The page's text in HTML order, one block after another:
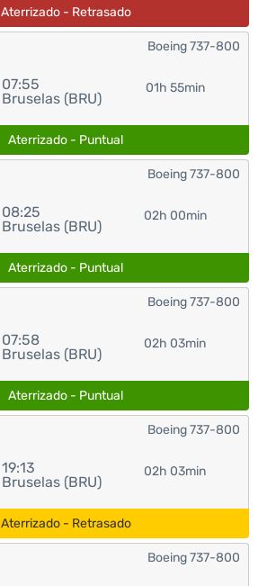
Aterrizado - Retrasado
07:55
Bruselas (BRU)
01h 55min
Boeing 737-800
Aterrizado - Puntual
08:25
Bruselas (BRU)
02h 00min
Boeing 737-800
Aterrizado - Puntual
07:58
Bruselas (BRU)
02h 03min
Boeing 737-800
Aterrizado - Puntual
19:13
Bruselas (BRU)
02h 03min
Boeing 737-800
Aterrizado - Retrasado
Boeing 737-800